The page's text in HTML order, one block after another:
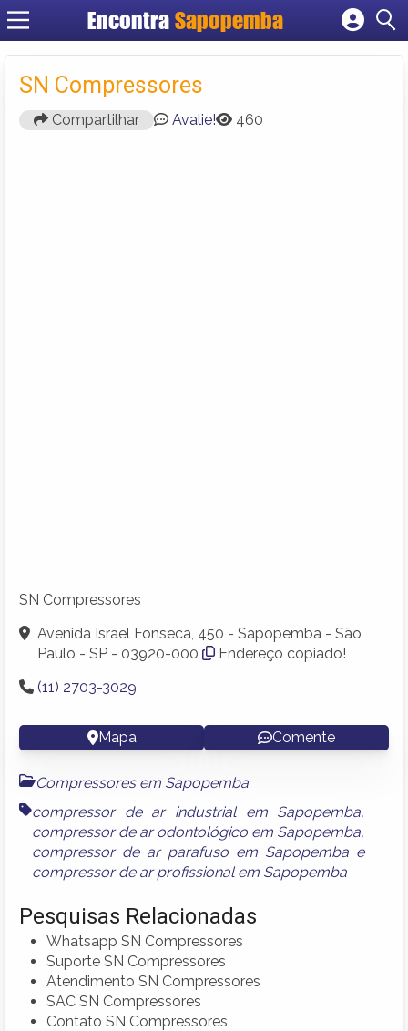
Encontra Sapopemba
Cadastrar empresa
Criar conta
SN Compressores
Compartilhar Avalie! 460
SN Compressores
Avenida Israel Fonseca, 450 - Sapopemba - São
Paulo - SP - 03920-000
Endereço copiado!
(11) 2703-3029
Mapa Comente
Compressores em Sapopemba
compressor de ar industrial em Sapopemba,
compressor de ar odontológico em Sapopemba,
compressor de ar parafuso em Sapopemba e
compressor de ar profissional em Sapopemba
Pesquisas Relacionadas
Whatsapp SN Compressores
Suporte SN Compressores
Atendimento SN Compressores
SAC SN Compressores
Contato SN Compressores